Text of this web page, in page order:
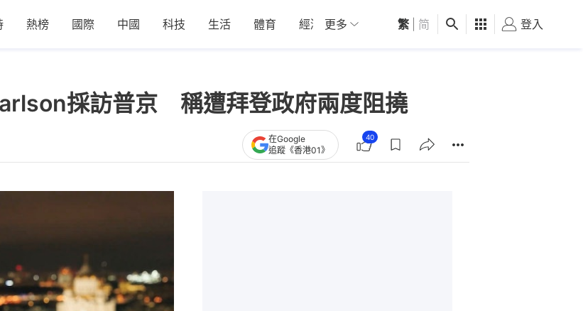
熱榜 國際 中國 科技 生活 體育 經濟 01深圳 觀點 健康 好食玩飛
更多 繁 简 登入
採訪普京 稱遭拜登政府兩度阻撓
在Google
追蹤《香港01》
40